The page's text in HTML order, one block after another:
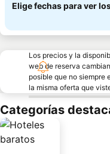
Elige fechas para ver
Los precios y la
web de reserva
posible que no siempre
la misma oferta que
Categorías